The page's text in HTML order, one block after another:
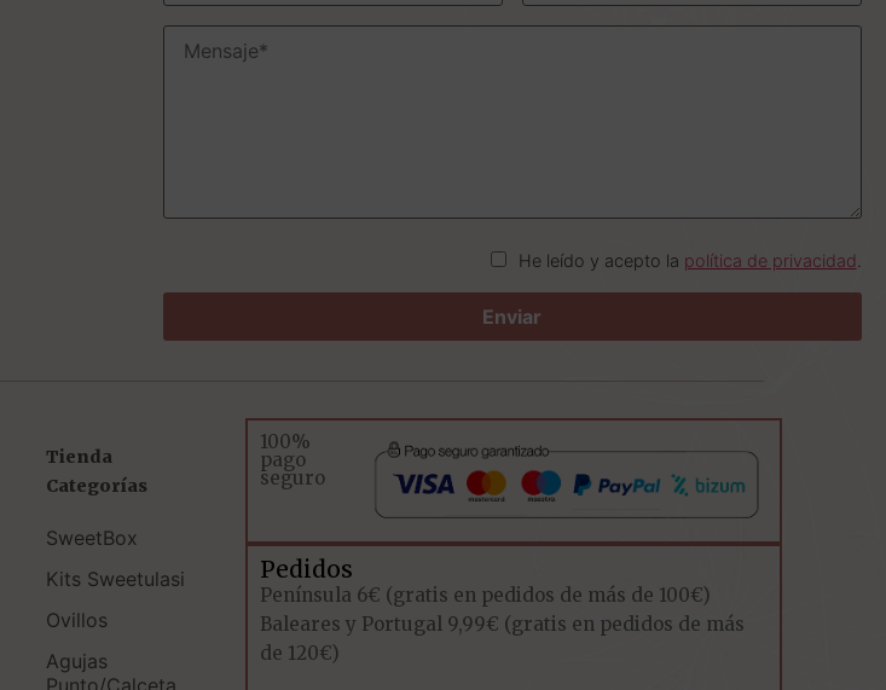
He leído y acepto la política de privacidad
Tienda
Categorías
SweetBox
Kits Sweetulasi
Ovillos
Agujas
100%
pago
seguro
Pedidos
Península 6€ (gratis en pedidos de más de 100€)
Baleares y Portugal 9,99€ (gratis en pedidos de más
de 120€)